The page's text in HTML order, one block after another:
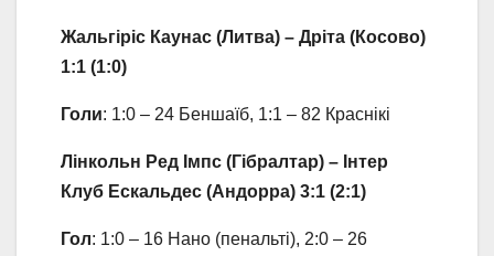
Жальгіріс Каунас (Литва) – Дріта (Косово)
1:1 (1:0)
Голи: 1:0 – 24 Беншаїб, 1:1 – 82 Краснікі
Лінкольн Ред Імпс (Гібралтар) – Інтер
Клуб Ескальдес (Андорра) 3:1 (2:1)
Гол: 1:0 – 16 Нано (пенальті), 2:0 – 26